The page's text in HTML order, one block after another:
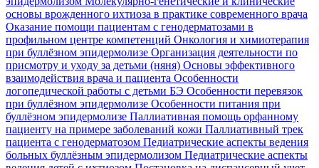
основы врожденного ихтиоза в практике современного врача
Оказание помощи пациентам с генодерматозами в
профильном центре компетенций Онкология и химиотерапия
при буллёзном эпидермолизе Организация деятельности по
присмотру и уходу за детьми (няня) Основы эффективного
взаимодействия врача и пациента Особенности
логопедической работы с детьми БЭ Особенности перевязок
при буллёзном эпидермолизе Особенности питания при
буллёзном эпидермолизе Паллиативная помощь орфанному
пациенту на примере заболеваний кожи Паллиативный трек
пациента с генодерматозом Педиатрические аспекты ведения
больных буллёзным эпидермолизом Педиатрические аспекты